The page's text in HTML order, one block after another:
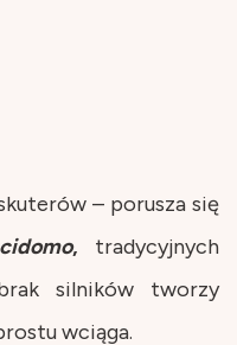
– porusza się
cidomo, tradycyjnych
silników tworzy
wciąga.